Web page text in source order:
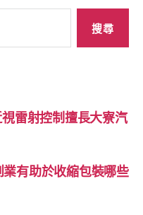
雷射控制擅長大寮汽
有助於收縮包裝哪些